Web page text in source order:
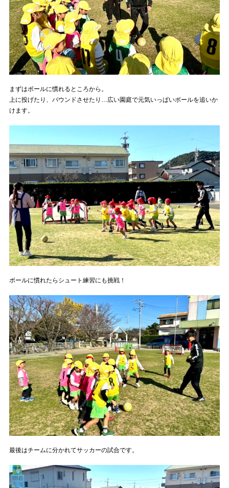
まずはボールに慣れるところから。
上に投げたり、バウンドさせたり…広い園庭で元気いっぱいボールを追いか
けます。
ボールに慣れたらシュート練習にも挑戦！
最後はチームに分かれてサッカーの試合です。